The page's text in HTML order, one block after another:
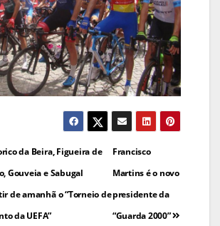
Francisco
Martins é o novo
presidente da
“Guarda 2000”
da Beira, Figueira de
Gouveia e Sabugal
de amanhã o “Torneio de
da UEFA”